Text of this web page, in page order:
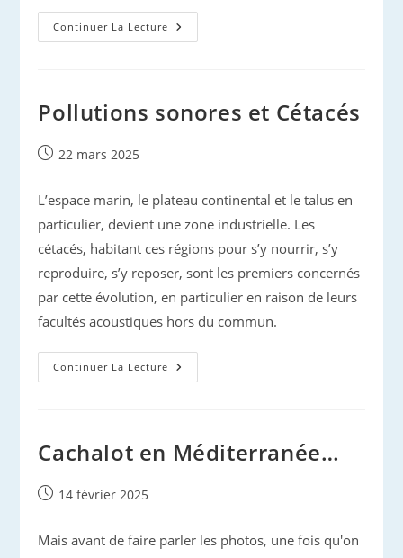
Continuer La Lecture Mortalité
De
Gascogne…
Pollutions sonores et Cétacés
Publication
22 mars 2025
L’espace marin, le plateau continental et le talus en
particulier, devient une zone industrielle. Les
cétacés, habitant ces régions pour s’y nourrir, s’y
reproduire, s’y reposer, sont les premiers concernés
par cette évolution, en particulier en raison de leurs
facultés acoustiques hors du commun.
Continuer La Lecture Pollutions
Sonores
Cachalot en Méditerranée…
Publication
14 février 2025
Mais avant de faire parler les photos, une fois qu'on